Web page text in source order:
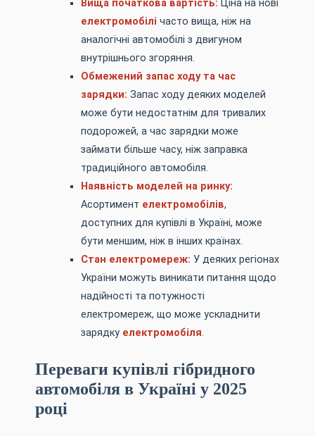
Вища початкова вартість: Ціна на нові
електромобілі часто вища, ніж на
аналогічні автомобілі з двигуном
внутрішнього згоряння.
Обмежений запас ходу та час
зарядки: Запас ходу деяких моделей
може бути недостатнім для тривалих
подорожей, а час зарядки може
займати більше часу, ніж заправка
традиційного автомобіля.
Наявність моделей на ринку:
Асортимент електромобілів,
доступних для купівлі в Україні, може
бути меншим, ніж в інших країнах.
Стан електромереж: У деяких регіонах
України можуть виникати питання щодо
надійності та потужності
електромереж, що може ускладнити
зарядку електромобіля.
Переваги купівлі гібридного
автомобіля в Україні у 2025
році